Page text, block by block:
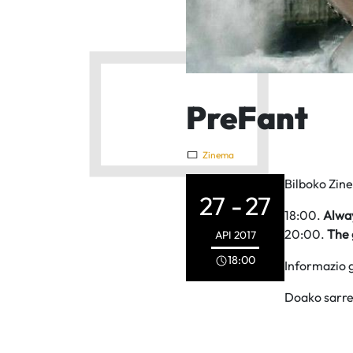
PreFant
Zinema
27 -27
API 2017
18:00
Bilboko
18:00.
20:00. The
Informazio
Doako